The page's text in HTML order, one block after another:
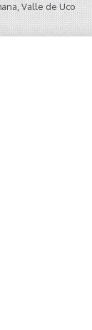
Valle de Uco